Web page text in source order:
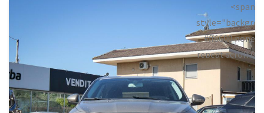
<span
#ff6600 none
repeat scroll 0